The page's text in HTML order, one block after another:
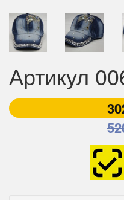
Артикул